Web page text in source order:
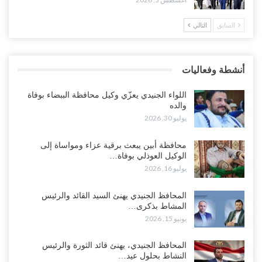
محتدم على خليفته..!
أغسطس 4, 2026
بالتهريب وعينه على المحافظ..!
أغسطس 4, 2026
تعيد تحشيد قواتها في أهم سواحل اليمن على البحر…
أغسطس 4, 2026
“الضالع“| حملة اجتثاث سعودية لأذرع الزبيدي من معقله الأبرز..!
أغسطس 4, 2026
السابق التالي
أنشطة وفعاليات
اللواء الجنيدي يعزّي وكيل محافظة الببضاء بوفاة
والده
يوليو 30, 2026
محافظة أبين يبعث برقية عزاء ومواساة إلى
الوكيل العوذلي بوفاة…
يوليو 16, 2026
المحافظ الجنيدي يهنئ السيد القائد والرئيس
المشاط بذكرى…
يونيو 15, 2026
المحافظ الجنيدي، يهنئ قائد الثورة والرئيس
النشاط بحلول عيد…